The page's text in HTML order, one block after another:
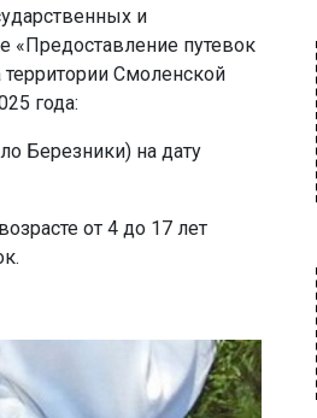
и
«Предоставление путевок
Смоленской
года:
Березники) на дату
от 4 до 17 лет